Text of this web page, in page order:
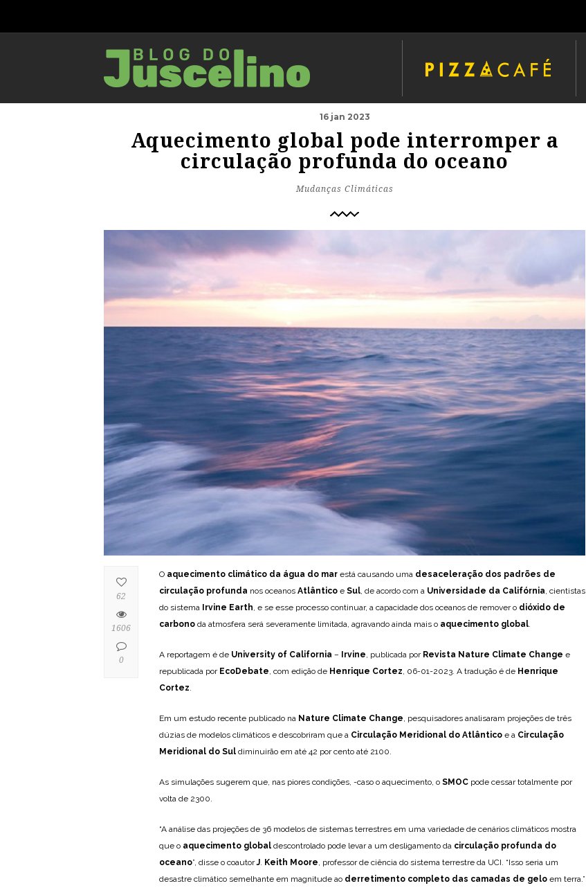
16 jan 2023
Aquecimento global pode interromper a
circulação profunda do oceano
Mudanças Climáticas
O aquecimento climático da água do mar está causando uma desaceleração dos padrões de
circulação profunda nos oceanos Atlântico e Sul , de acordo com a Universidade da Califórnia , cientistas
do sistema Irvine Earth , e se esse processo continuar, a capacidade dos oceanos de remover o dióxido de
carbono da atmosfera será severamente limitada, agravando ainda mais o aquecimento global
A reportagem é de University of California – Irvine , publicada porRevista Nature Climate Change e
republicada por EcoDebate , com edição de Henrique Cortez , 06-01-2023. A tradução é de Henrique
Cortez
Em um estudo recente publicado na Nature Climate Change , pesquisadores analisaram projeções de três
dúzias de modelos climáticos e descobriram que a Circulação Meridional do Atlântico e a Circulação
Meridional do Sul diminuirão em até 42 por cento até 2100.
As simulações sugerem que, nas piores condições, -caso o aquecimento, o SMOC pode cessar totalmente por
volta de 2300.
“A análise das projeções de 36 modelos de sistemas terrestres em uma variedade de cenários climáticos mostra
que o aquecimento global descontrolado pode levar a um desligamento da circulação profunda do
oceano”, disse o coautorJ Keith Moore , professor de ciência do sistema terrestre da UCI. “Isso seria um
desastre climático semelhante em magnitude ao derretimento completo das camadas de gelo em terra.”
62
1606
0